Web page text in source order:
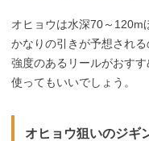
オヒョウは水深70～120m
かなりの引きが予想され
強度のあるリールがおす
使ってもいいでしょう。
オヒョウ狙いのジギ